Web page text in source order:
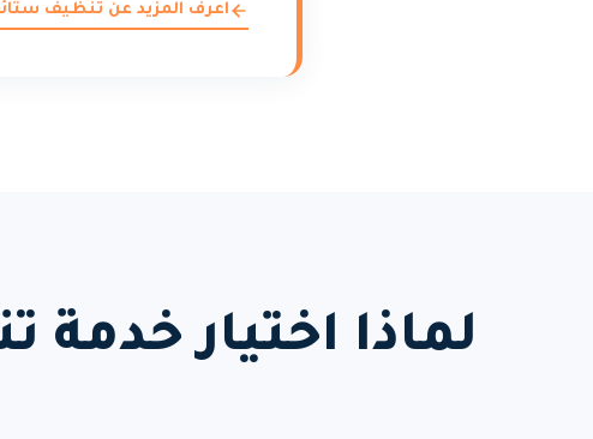
اعرف المزيد عن تنظيف
لماذا اختيار